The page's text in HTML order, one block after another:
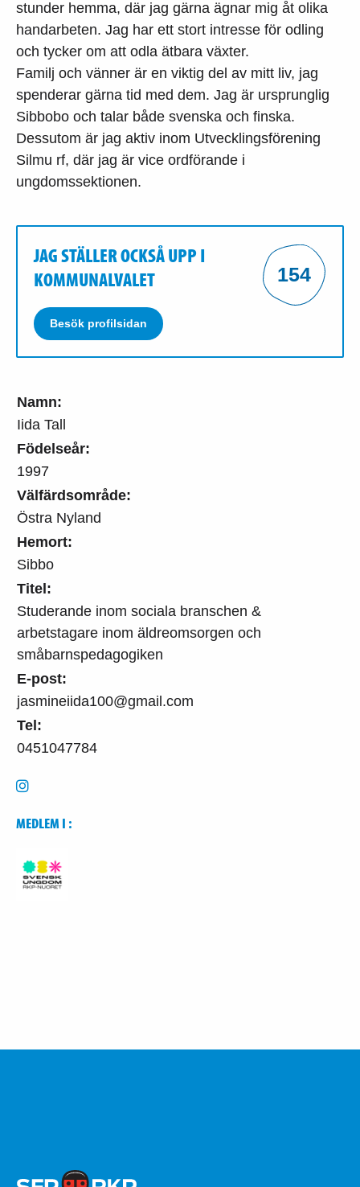
Namn:
Iida Tall
Födelseår:
1997
Välfärdsområde:
Östra Nyland
Hemort:
Sibbo
Titel:
Studerande inom sociala branschen &
arbetstagare inom äldreomsorgen och
småbarnspedagogiken
E-post:
jasmineiida100@gmail.com
Tel:
0451047784
MEDLEM I :
stunder hemma, där jag gärna ägnar mig åt olika
handarbeten. Jag har ett stort intresse för odling
och tycker om att odla ätbara växter.
Familj och vänner är en viktig del av mitt liv, jag
spenderar gärna tid med dem. Jag är ursprunglig
Sibbobo och talar både svenska och finska.
Dessutom är jag aktiv inom Utvecklingsförening
Silmu rf, där jag är vice ordförande i
ungdomssektionen.
JAG STÄLLER OCKSÅ UPP I
KOMMUNALVALET
Besök profilsidan
154